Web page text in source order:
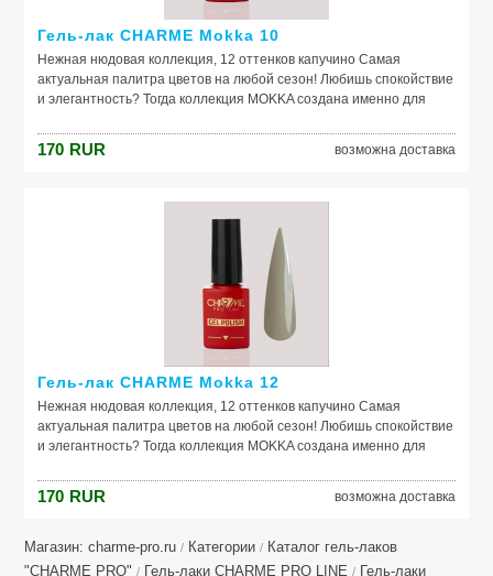
Гель-лак CHARME Mokka 10
Нежная нюдовая коллекция, 12 оттенков капучино Самая
актуальная палитра цветов на любой сезон! Любишь спокойствие
и элегантность? Тогда коллекция MOKKA создана именно для
нанесение
170 RUR возможна доставка
Гель-лак CHARME Mokka 12
Нежная нюдовая коллекция, 12 оттенков капучино Самая
актуальная палитра цветов на любой сезон! Любишь спокойствие
и элегантность? Тогда коллекция MOKKA создана именно для
нанесение
170 RUR возможна доставка
Магазин: charme-pro.ru / Категории / Каталог гель-лаков
"CHARME PRO" / Гель-лаки CHARME PRO LINE / Гель-лаки